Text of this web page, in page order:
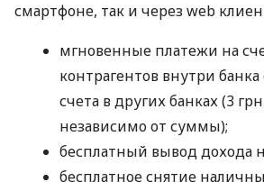
смартфоне, так и через web
мгновенные платежи на
контрагентов внутри
счета в других банках (3
независимо от суммы);
бесплатный вывод дохода
бесплатное снятие